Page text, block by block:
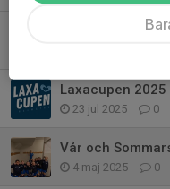
GOD JUL OCH
Laxacupen 2025
23 jul 2025 0
Vår och
4 maj 2025 0